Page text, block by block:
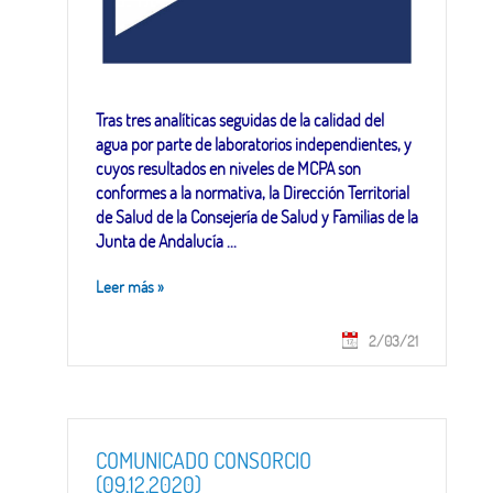
Tras tres analíticas seguidas de la calidad del
agua por parte de laboratorios independientes, y
cuyos resultados en niveles de MCPA son
conformes a la normativa, la Dirección Territorial
de Salud de la Consejería de Salud y Familias de la
Junta de Andalucía ...
Leer más»
2/03/21
COMUNICADO CONSORCIO
(09.12.2020)